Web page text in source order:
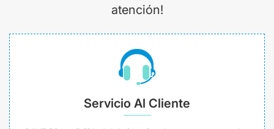
atención!
Servicio Al Cliente